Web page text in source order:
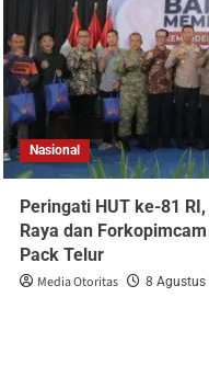
Nasional
Peringati HUT ke-81
Raya dan
Pack Telur
Media Otoritas 8 Agustus